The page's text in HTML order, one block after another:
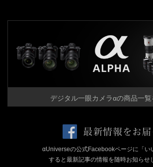
デジタル一眼カメラαの商品一覧
αUniverseの公式Facebookページに「い
すると最新記事の情報を随時お知らせ